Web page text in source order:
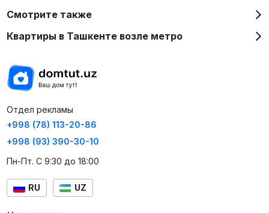
Смотрите также
Квартиры в Ташкенте возле метро
Отдел рекламы
+998 (78) 113-20-86
+998 (93) 390-30-10
Пн-Пт. С 9:30 до 18:00
RU UZ